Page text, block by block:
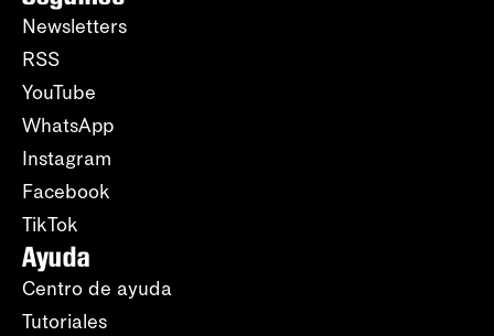
Newsletters
RSS
YouTube
WhatsApp
Instagram
Facebook
TikTok
Ayuda
Centro de ayuda
Tutoriales